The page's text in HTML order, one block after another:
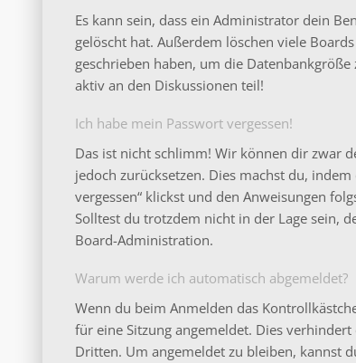
Es kann sein, dass ein Administrator dein
gelöscht hat. Außerdem löschen viele
geschrieben haben, um die
aktiv an den Diskussionen teil!
Ich habe mein Passwort vergessen!
Das ist nicht schlimm! Wir können dir zwar
jedoch zurücksetzen. Dies machst du,
vergessen“ klickst und den Anweisungen
Solltest du trotzdem nicht in der Lage sein,
Board-Administration.
Warum werde ich automatisch abgemeldet?
Wenn du beim Anmelden das
für eine Sitzung angemeldet. Dies
Dritten. Um angemeldet zu bleiben, kannst